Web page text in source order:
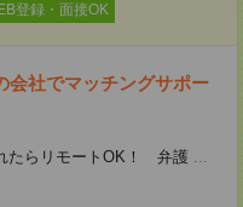
登録・面接OK
会社でマッチングサポー
たらリモートOK！ 弁護 ...